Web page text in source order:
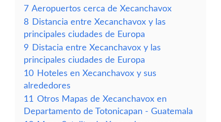
7 Aeropuertos cerca de Xecanchavox
8 Distancia entre Xecanchavox y las
principales ciudades de Europa
9 Distacia entre Xecanchavox y las
principales ciudades de Europa
10 Hoteles en Xecanchavox y sus
alrededores
11 Otros Mapas de Xecanchavox en
Departamento de Totonicapan - Guatemala